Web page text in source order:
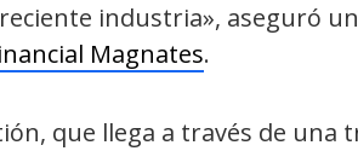
industria», aseguró
Magnates.
que llega a través de una